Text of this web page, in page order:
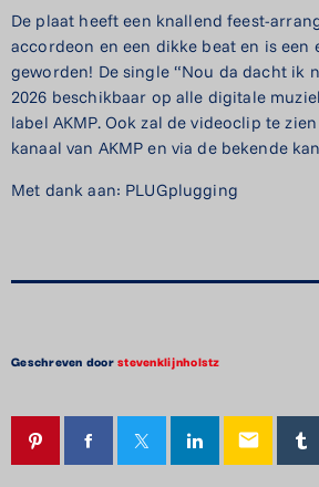
De plaat heeft een knallend feest-
accordeon en een dikke beat en is
geworden! De single “Nou da dacht ik
2026 beschikbaar op alle digitale
label AKMP. Ook zal de videoclip te
kanaal van AKMP en via de bekende
Met dank aan: PLUGplugging
Geschreven doorstevenklijnholstz
email